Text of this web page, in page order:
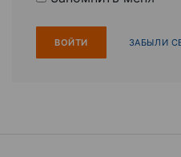
ЗАБЫЛИ